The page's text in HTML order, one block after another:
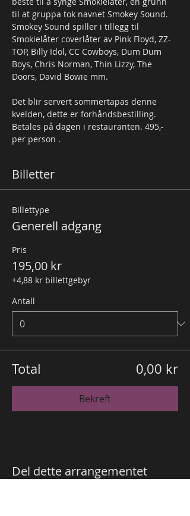
til at gruppa tok navnet Smokey Sound.
Smokey Sound spiller i tillegg til
Smokielåter coverlåter av Pink Floyd, ZZ-
TOP, Billy Idol, CC Cowboys, Dum Dum
Boys, Chris Norman, Thin Lizzy, The
Doors, David Bowie mm.
Det blir servert sommertapas denne
kvelden, dette er forhåndsbestilling.
Betales på dagen i restauranten. 495,-
per person .
Billetter
Billettype
Generell adgang
Pris
195,00 kr
+4,88 kr billettgebyr
Antall
Total 0,00 kr
Bekreft
Del dette arrangementet